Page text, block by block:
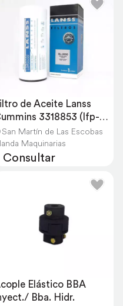
de Aceite Lanss
3318853 (lfp-
San Martín de Las Escobas
Maquinarias
Consultar
Elástico BBA
Bba. Hidr.